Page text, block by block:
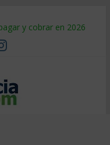
y cobrar en 2026
sale tan caro
a tiempo
qué hacer
y venderle